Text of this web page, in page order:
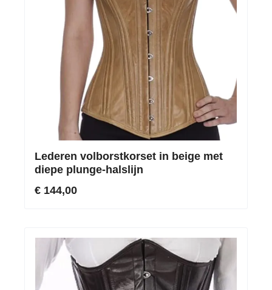
Lederen volborstkorset in beige met
diepe plunge-halslijn
€ 144,00